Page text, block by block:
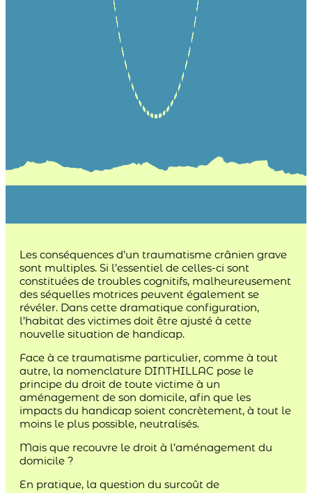
Les conséquences d’un traumatisme crânien grave
sont multiples. Si l’essentiel de celles-ci sont
constituées de troubles cognitifs, malheureusement
des séquelles motrices peuvent également se
révéler. Dans cette dramatique configuration,
l’habitat des victimes doit être ajusté à cette
nouvelle situation de handicap.
Face à ce traumatisme particulier, comme à tout
autre, la nomenclature DINTHILLAC pose le
principe du droit de toute victime à un
aménagement de son domicile, afin que les
impacts du handicap soient concrètement, à tout le
moins le plus possible, neutralisés.
Mais que recouvre le droit à l’aménagement du
domicile ?
En pratique, la question du surcoût de